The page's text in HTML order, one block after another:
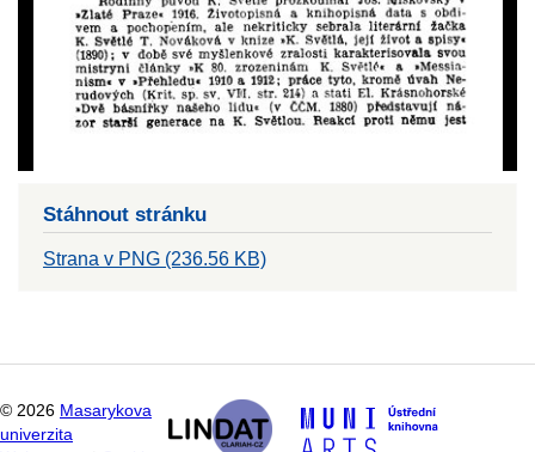
Stáhnout stránku
Strana v PNG (236.56 KB)
© 2026 Masarykova
univerzita